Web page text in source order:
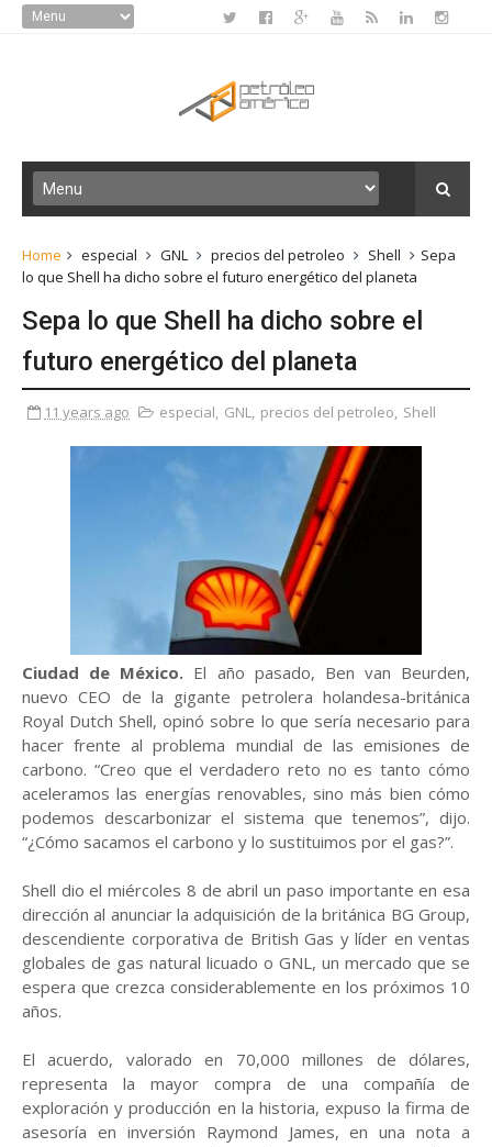
Home especial GNL precios del petroleo Shell
Sepa
lo que Shell ha dicho sobre el futuro energético del planeta
Sepa lo que Shell ha dicho sobre el
futuro energético del planeta
11 years ago especial, GNL, precios del petroleo, Shell
Ciudad de México. El año pasado, Ben van Beurden,
nuevo CEO de la gigante petrolera holandesa-británica
Royal Dutch Shell, opinó sobre lo que sería necesario para
hacer frente al problema mundial de las emisiones de
carbono. “Creo que el verdadero reto no es tanto cómo
aceleramos las energías renovables, sino más bien cómo
podemos descarbonizar el sistema que tenemos”, dijo.
“¿Cómo sacamos el carbono y lo sustituimos por el gas?”.
Shell dio el miércoles 8 de abril un paso importante en esa
dirección al anunciar la adquisición de la británica BG Group,
descendiente corporativa de British Gas y líder en ventas
globales de gas natural licuado o GNL, un mercado que se
espera que crezca considerablemente en los próximos 10
años.
El acuerdo, valorado en 70,000 millones de dólares,
representa la mayor compra de una compañía de
exploración y producción en la historia, expuso la firma de
asesoría en inversión Raymond James, en una nota a